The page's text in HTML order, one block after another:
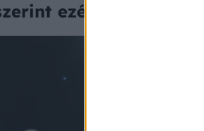
ezért félnek az